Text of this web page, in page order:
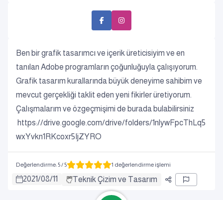
Ben bir grafik tasarımcı ve içerik üreticisiyim ve en
tanılan Adobe programların çoğunluğuyla çalışıyorum.
Grafik tasarım kurallarında büyük deneyime sahibim ve
mevcut gerçekliği taklit eden yeni fikirler üretiyorum.
Çalışmalarım ve özgeçmişimi de burada bulabilirsiniz
https://drive.google.com/drive/folders/1nlywFpcThLq5
wxYvkn1RKcoxr5IjZYRO
Değerlendirme:5/ 5 1 değerlendirme işlemi
2021/08/11 Teknik Çizim ve Tasarım